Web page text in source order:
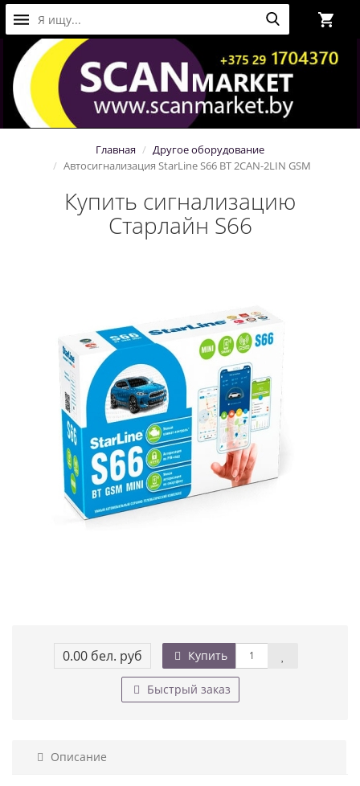
Главная
Другое оборудование
Автосигнализация StarLine S66 BT 2CAN-2LIN GSM
Купить сигнализацию
Старлайн S66
0.00 бел. руб Купить
Быстрый заказ
Описание